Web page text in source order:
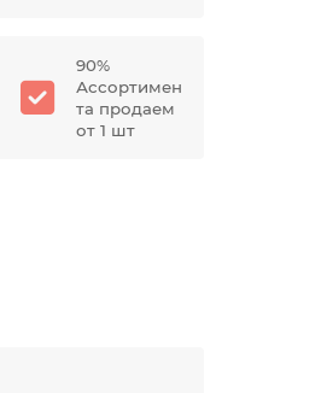
90%
Ассортимен
та продаем
от 1 шт